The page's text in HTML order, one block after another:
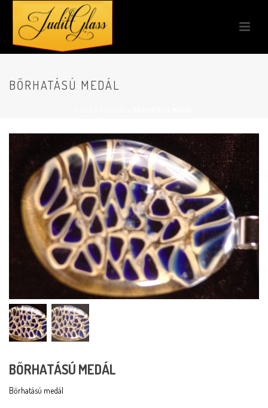
BŐRHATÁSÚ MEDÁL
BŐRHATÁSÚ MEDÁL
Bőrhatású medál